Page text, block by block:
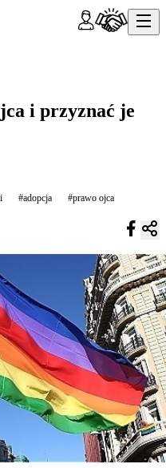
i przyznać je
#adopcja #prawo ojca